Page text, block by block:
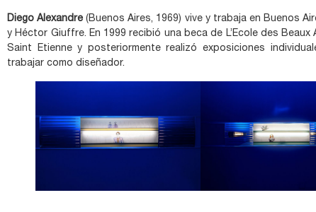
Diego Alexandre (Buenos Aires, 1969) vive y trabaja en Buenos
y Héctor Giuffre. En 1999 recibió una beca de L’Ecole des
Saint Etienne y posteriormente realizó exposiciones
trabajar como diseñador.